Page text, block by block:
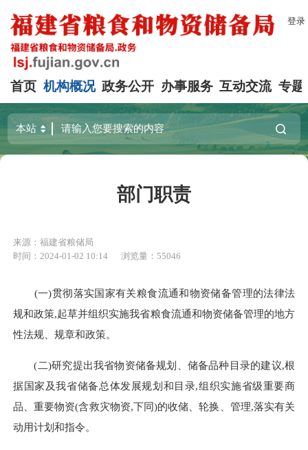
登录
首页 机构概况 政务公开 办事服务 互动交流 专题
部门职责
来源：福建省粮储局
时间：2024-01-02 10:14
浏览量：55046
(一)贯彻落实国家有关粮食流通和物资储备管理的法律法
规和政策,起草并组织实施我省粮食流通和物资储备管理的地方
性法规、规章和政策。
(二)研究提出我省物资储备规划、储备品种目录的建议,根
据国家及我省储备总体发展规划和目录,组织实施省级重要商
品、重要物资(含救灾物资,下同)的收储、轮换、管理,落实有关
动用计划和指令。